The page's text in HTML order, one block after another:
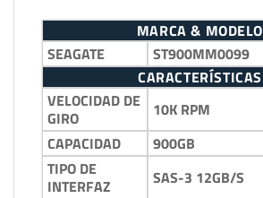
MARCA & MODELO
SEAGATE
ST900MM0099
CARACTERÍSTICAS
VELOCIDAD DE
GIRO
10K RPM
CAPACIDAD
900GB
TIPO DE
INTERFAZ
SAS-3 12GB/S